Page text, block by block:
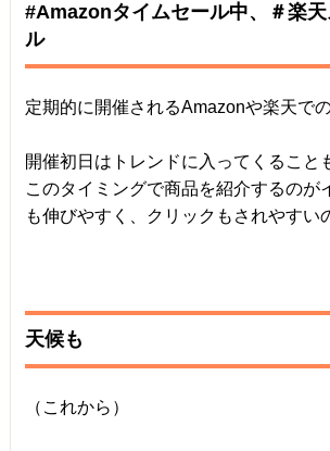
#Amazonタイムセール中、＃楽
ル
定期的に開催されるAmazonや楽天での
開催初日はトレンドに入ってくること
このタイミングで商品を紹介するのが
も伸びやすく、クリックもされやすい
天候も
（これから）